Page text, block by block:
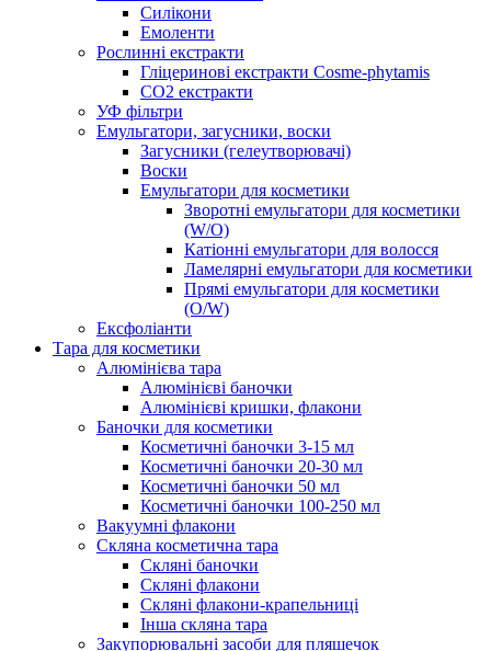
Силікони
Емоленти
Рослинні екстракти
Гліцеринові екстракти Cosme-phytamis
СО2 екстракти
УФ фільтри
Емульгатори, загусники, воски
Загусники (гелеутворювачі)
Воски
Емульгатори для косметики
Зворотні емульгатори для косметики
(W/O)
Катіонні емульгатори для волосся
Ламелярні емульгатори для косметики
Прямі емульгатори для косметики
(O/W)
Ексфоліанти
Тара для косметики
Алюмінієва тара
Алюмінієві баночки
Алюмінієві кришки, флакони
Баночки для косметики
Косметичні баночки 3-15 мл
Косметичні баночки 20-30 мл
Косметичні баночки 50 мл
Косметичні баночки 100-250 мл
Вакуумні флакони
Скляна косметична тара
Скляні баночки
Скляні флакони
Скляні флакони-крапельниці
Інша скляна тара
Закупорювальні засоби для пляшечок